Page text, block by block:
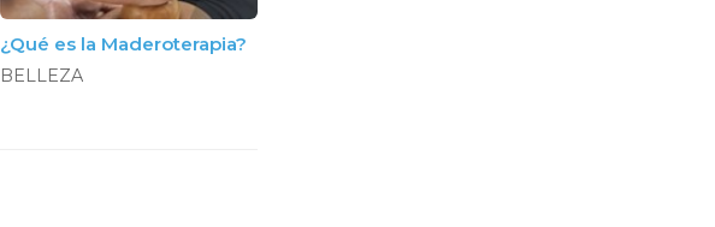
¿Qué es la Maderoterapia?
BELLEZA